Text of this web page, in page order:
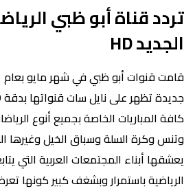
الجديد HD
كافة المباريات الخاصة بجميع أنوع
وتنس وكرة السلة وسباق الخيل وغيرها
يعشقها أبناء المجتمعات العربية التي
الرياضية باستمرار وبشغف كبير كونها